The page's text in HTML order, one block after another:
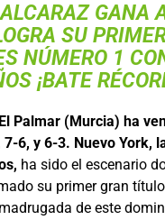
GANA
SU
NÚMERO 1
¡BATE
Palmar (Murcia) ha
7-6, y 6-3. Nuevo York,
ha sido el escenario
su primer gran
de este